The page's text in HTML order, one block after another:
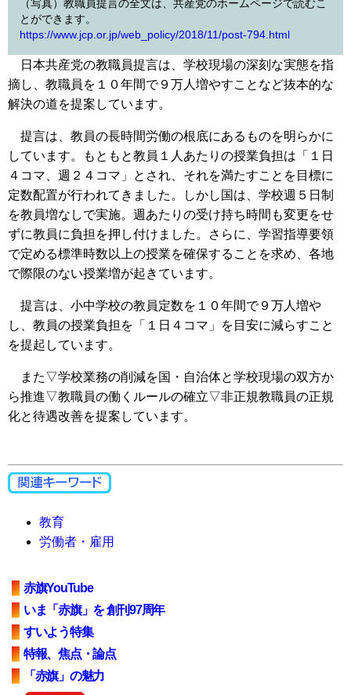
（写真）教職員提言の全文は、共産党のホームページで読むこ
とができます。
https://www.jcp.or.jp/web_policy/2018/11/post-794.html
日本共産党の教職員提言は、学校現場の深刻な実態を指
摘し、教職員を１０年間で９万人増やすことなど抜本的な
解決の道を提案しています。
提言は、教員の長時間労働の根底にあるものを明らかに
しています。もともと教員１人あたりの授業負担は「１日
４コマ、週２４コマ」とされ、それを満たすことを目標に
定数配置が行われてきました。しかし国は、学校週５日制
を教員増なしで実施。週あたりの受け持ち時間も変更をせ
ずに教員に負担を押し付けました。さらに、学習指導要領
で定める標準時数以上の授業を確保することを求め、各地
で際限のない授業増が起きています。
提言は、小中学校の教員定数を１０年間で９万人増や
し、教員の授業負担を「１日４コマ」を目安に減らすこと
を提起しています。
また▽学校業務の削減を国・自治体と学校現場の双方か
ら推進▽教職員の働くルールの確立▽非正規教職員の正規
化と待遇改善を提案しています。
教育
労働者・雇用
赤旗YouTube
いま「赤旗」を 創刊97周年
すいよう特集
特報、焦点・論点
「赤旗」の魅力